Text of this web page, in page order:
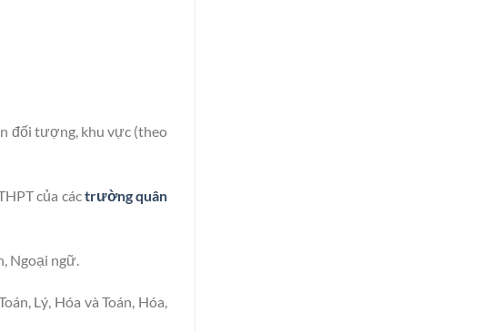
đối tượng, khu vực (theo
của cáctrường quân
Ngoại ngữ.
Lý, Hóa và Toán, Hóa,